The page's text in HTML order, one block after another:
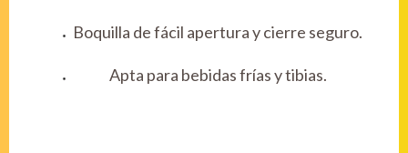
Boquilla de fácil apertura y cierre seguro.
Apta para bebidas frías y tibias.